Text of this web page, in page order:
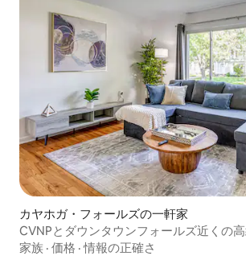
カヤホガ・フォールズの一軒家
CVNPとダウンタウンフォールズ近くの
の隠れ家
家族 · 価格 ·情報の正確さ